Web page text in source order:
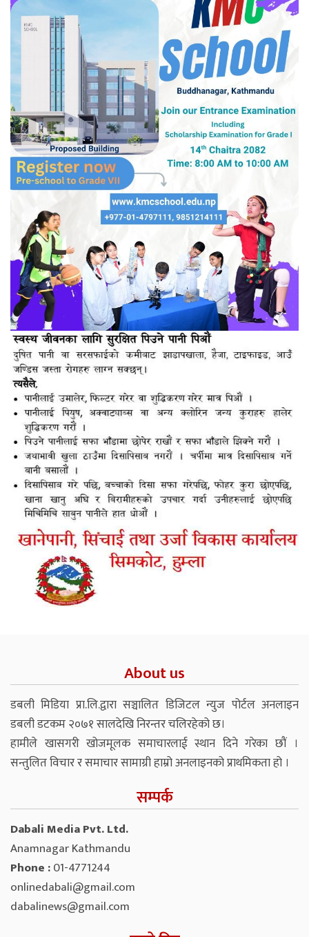
About us
डबली मिडिया प्रा.लि.द्वारा सञ्चालित डिजिटल न्युज पोर्टल अनलाइन
डबली डटकम २०७१ सालदेखि निरन्तर चलिरहेको छ।
हामीले खासगरी खोजमूलक समाचारलाई स्थान दिने गरेका छौं ।
सन्तुलित विचार र समाचार सामाग्री हाम्रो अनलाइनको प्राथमिकता हो ।
सम्पर्क
Dabali Media Pvt. Ltd.
Anamnagar Kathmandu
Phone :01-4771244
onlinedabali@gmail.com
dabalinews@gmail.com